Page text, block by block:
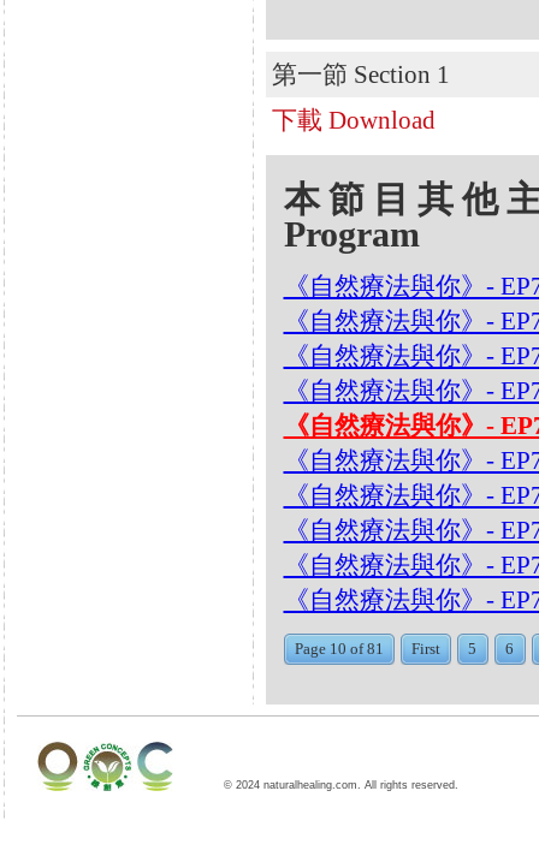
第一節 Section 1
下載 Download
本節目其他
Program
《自然療法與你》-
《自然療法與你》-
《自然療法與你》-
《自然療法與你》-
《自然療法與你》-
《自然療法與你》-
《自然療法與你》-
《自然療法與你》-
《自然療法與你》-
《自然療法與你》-
Page 10 of 81 First 5 6
© 2024 naturalhealing.com. All rights reserved.